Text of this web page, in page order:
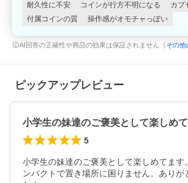
耐久性に不安 コインが行方不明になる
カプ
付属コインの質
操作感がオモチャっぽい
AI回答の正確性や商品の効果は保証されません（ その他
ピックアップレビュー
5
小学生の妹達のご褒美として楽しめてます
ンパクトで置き場所に困りません。ありが